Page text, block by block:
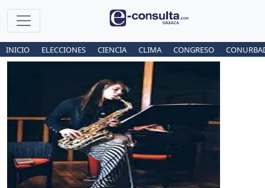
INICIO ELECCIONES CIENCIA CLIMA CONGRESO